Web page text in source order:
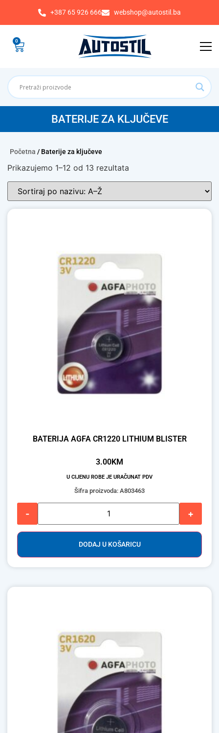
+387 65 926 666 webshop@autostil.ba
0
BATERIJE ZA KLJUČEVE
Početna / Baterije za ključeve
Prikazujemo 1–12 od 13 rezultata
BATERIJA AGFA CR1220 LITHIUM BLISTER
3.00KM
U CIJENU ROBE JE URAČUNAT PDV
Šifra proizvoda: A803463
- +
DODAJ U KOŠARICU